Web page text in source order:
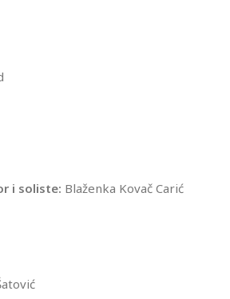
i soliste: Blaženka Kovač Carić